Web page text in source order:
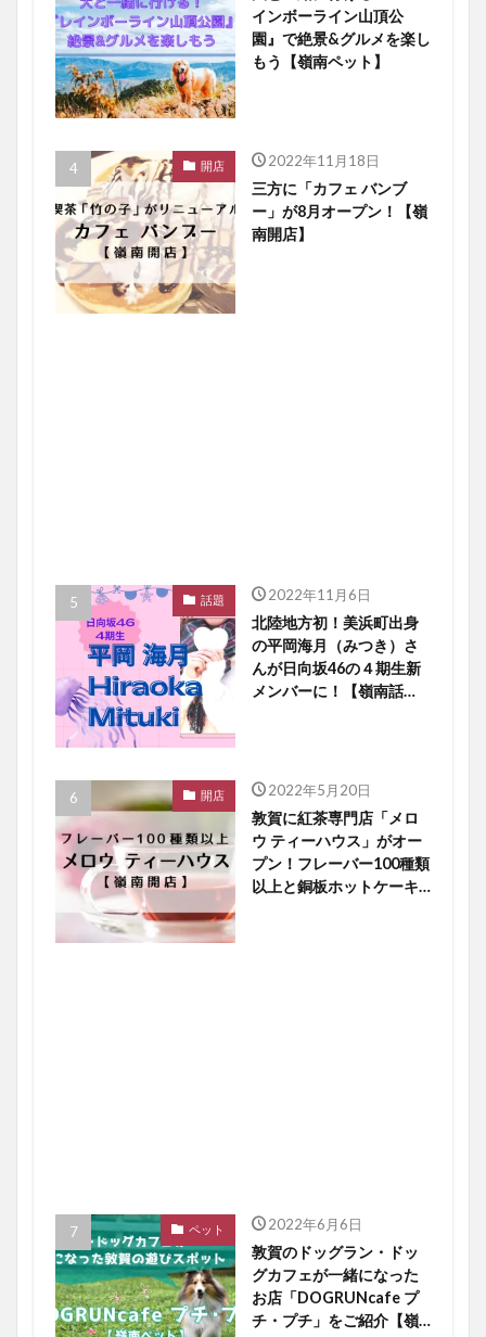
インボーライン山頂公
園』で絶景&グルメを楽し
もう【嶺南ペット】
開店 2022年11月18日
三方に「カフェ バンブ
ー」が8月オープン！【嶺
南開店】
話題 2022年11月6日
北陸地方初！美浜町出身
の平岡海月（みつき）さ
んが日向坂46の４期生新
メンバーに！【嶺南話
開店 2022年5月20日
敦賀に紅茶専門店「メロ
ウ ティーハウス」がオー
プン！フレーバー100種類
以上と銅板ホットケーキ
ペット 2022年6月6日
敦賀のドッグラン・ドッ
グカフェが一緒になった
お店「DOGRUNcafe プ
チ・プチ」をご紹介【嶺